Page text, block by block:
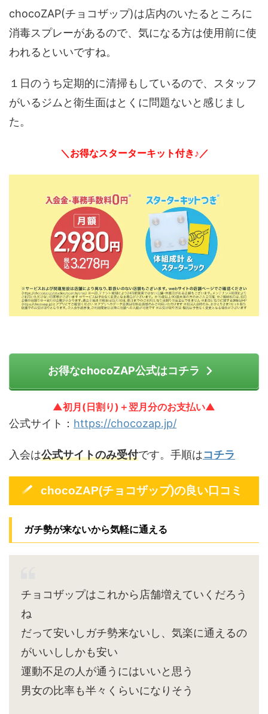
chocoZAP(チョコザップ)は店内のいたるところに
消毒スプレーがあるので、気になる方は使用前に使
われるといいですね。
１日のうち定期的に清掃もしているので、スタッフ
がいるジムと衛生面はとくに問題ないと感じまし
た。
＼お得なスターターキット付き♪／
お得なchocoZAP公式はコチラ
▲初月(日割り)＋翌月分のお支払い▲
公式サイト： https://chocozap.jp/
入会は公式サイトのみ受付です。手順はコチラ
chocoZAP(チョコザップ)の良い口コミ
ガチ勢が来ないから気軽に通える
チョコザップはこれから店舗増えていくだろう
ね
だって安いしガチ勢来ないし、気楽に通えるの
がいいししかも安い
運動不足の人が通うにはいいと思う
男女の比率も半々くらいになりそう